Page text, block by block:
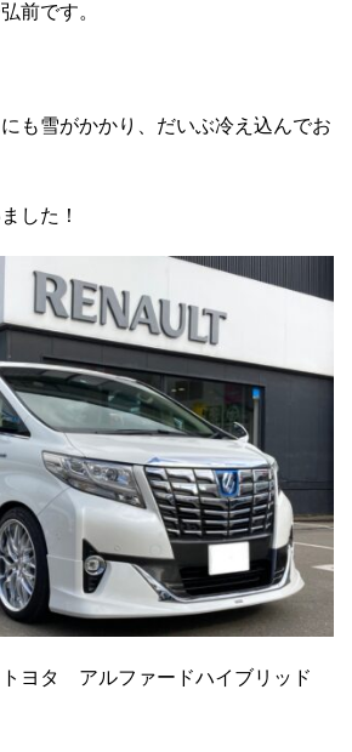
前です。
も雪がかかり、だいぶ冷え込んでお
した！
ヨタ アルファードハイブリッド